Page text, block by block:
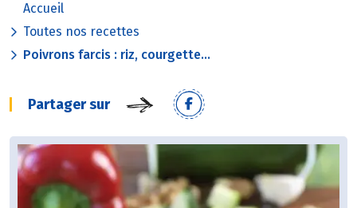
Accueil
Toutes nos recettes
Poivrons farcis : riz, courgette...
Partager sur